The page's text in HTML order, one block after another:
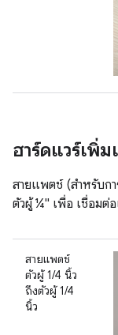
ฮาร์ดแวร์เพิ่
สายแพตช์ (สำหรับก
ตัวผู้ ¼" เพื่อ เชื่อมต่
สายแพตช์
ตัวผู้ 1/4 นิ้ว
ถึงตัวผู้ 1/4
นิ้ว